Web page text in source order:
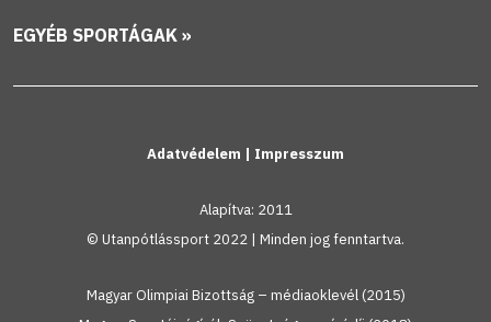
EGYÉB SPORTÁGAK »
Adatvédelem | Impresszum
Alapítva: 2011
© Utanpótlássport 2022 | Minden jog fenntartva.
Magyar Olimpiai Bizottság – médiaoklevél (2015)